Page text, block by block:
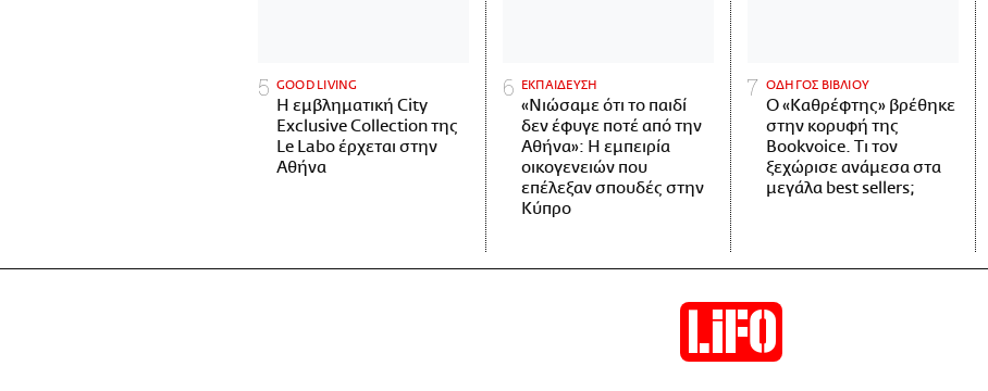
GOOD LIVING
Η εμβληματική City
Exclusive Collection της
Le Labo έρχεται στην
Αθήνα
ΕΚΠΑΙΔΕΥΣΗ
«Νιώσαμε ότι το παιδί
δεν έφυγε ποτέ από την
Αθήνα»: Η εμπειρία
οικογενειών που
επέλεξαν σπουδές στην
Κύπρο
ΟΔΗΓΟΣ ΒΙΒΛΙΟΥ
Ο «Καθρέφτης» βρέθηκε
στην κορυφή της
Bookvoice. Τι τον
ξεχώρισε ανάμεσα στα
μεγάλα best sellers;